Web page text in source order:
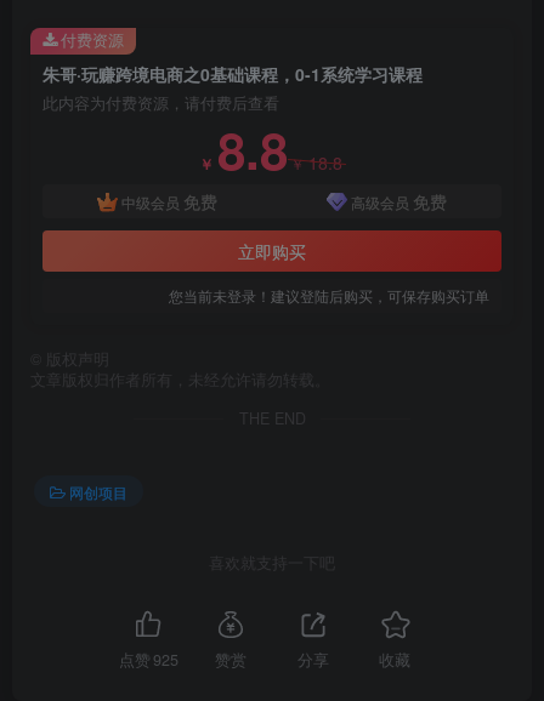
朱哥·玩赚跨境电商之0基础课程，0-1系统学习课程
此内容为付费资源，请付费后查看
￥ 8.8￥18.8
中级会员 免费 高级会员 免费
立即购买
您当前未登录！建议登陆后购买，可保存购买订单
付费资源
版权声明
文章版权归作者所有，未经允许请勿转载。
THE END
网创项目
喜欢就支持一下吧
点赞 925 赞赏 分享 收藏